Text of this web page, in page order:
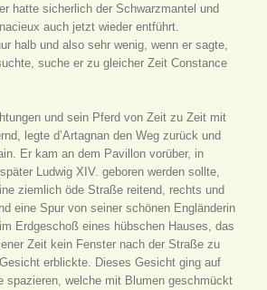
hatte sicherlich der Schwarzmantel und
auch jetzt wieder entführt.
halb und also sehr wenig, wenn er sagte,
suche er zu gleicher Zeit Constance
und sein Pferd von Zeit zu Zeit mit
legte d’Artagnan den Weg zurück und
Er kam an dem Pavillon vorüber, in
Ludwig XIV. geboren werden sollte,
ziemlich öde Straße reitend, rechts und
eine Spur von seiner schönen Engländerin
Erdgeschoß eines hübschen Hauses, das
Zeit kein Fenster nach der Straße zu
erblickte. Dieses Gesicht ging auf
spazieren, welche mit Blumen geschmückt